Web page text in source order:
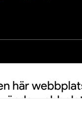
här
och att